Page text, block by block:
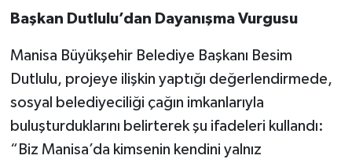
Başkan Dutlulu’dan Dayanışma Vurgusu
Manisa Büyükşehir Belediye Başkanı Besim
Dutlulu, projeye ilişkin yaptığı değerlendirmede,
sosyal belediyeciliği çağın imkanlarıyla
buluşturduklarını belirterek şu ifadeleri kullandı:
“Biz Manisa’da kimsenin kendini yalnız